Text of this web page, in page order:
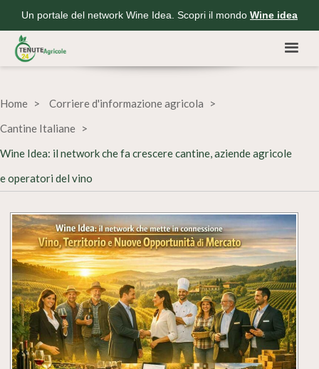
Un portale del network Wine Idea. Scopri il mondo Wine idea
Home
Corriere d'informazione agricola
Cantine Italiane
Wine Idea: il network che fa crescere cantine, aziende agricole
e operatori del vino